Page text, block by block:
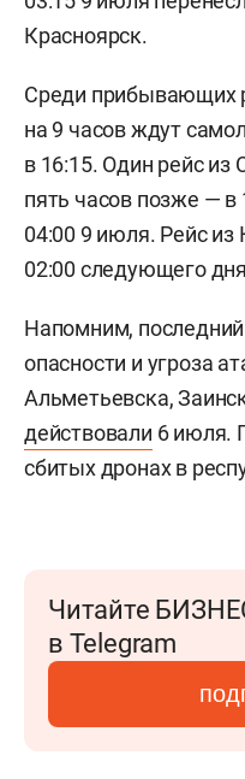
Красноярск.
Среди прибывающих
на 9 часов ждут
в 16:15. Один рейс из
пять часов позже — в
04:00 9 июля. Рейс
02:00 следующего
Напомним,
опасности и угроза
Альметьевска,
действовали 6 июля.
сбитых дронах в
Читайте
в Telegram